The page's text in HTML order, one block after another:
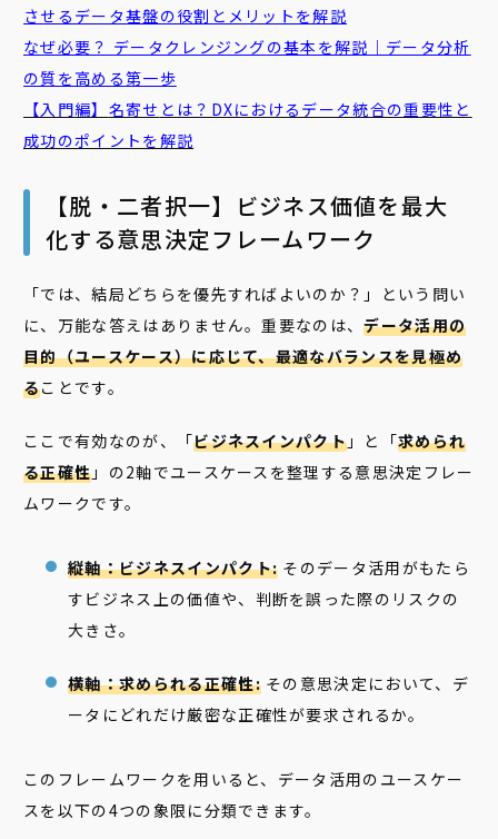
させるデータ基盤の役割とメリットを解説
なぜ必要？ データクレンジングの基本を解説｜データ分析
の質を高める第一歩
【入門編】 名寄せ とは？DXにおけるデータ統合の重要性と
成功のポイントを解説
【脱・二者択一】ビジネス価値を最大
化する意思決定フレームワーク
「では、結局どちらを優先すればよいのか？」という問い
に、万能な答えはありません。重要なのは、データ活用の
目的（ユースケース）に応じて、最適なバランスを見極め
ることです。
ここで有効なのが、「ビジネスインパクト 」と「求められ
る正確性 」の2軸でユースケースを整理する意思決定フレー
ムワークです。
縦軸：ビジネスインパクト: そのデータ活用がもたら
すビジネス上の価値や、判断を誤った際のリスクの
大きさ。
横軸：求められる正確性:その意思決定において、デ
ータにどれだけ厳密な正確性が要求されるか。
このフレームワークを用いると、データ活用のユースケー
スを以下の4つの象限に分類できます。